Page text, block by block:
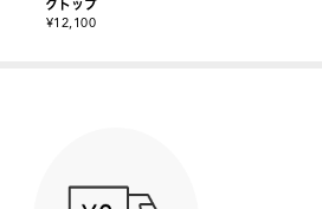
クトップ
¥12,100